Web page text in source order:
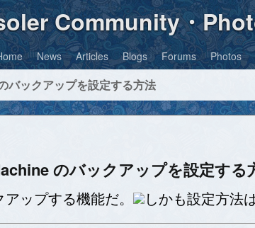
Community・
News Articles Blogs Forums Photos
ックアップを設定する方法
のバックアップを設定する
ップする機能だ。 しかも設定方法